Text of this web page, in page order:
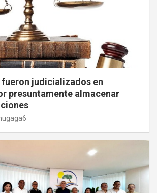
fueron judicializados en
presuntamente almacenar